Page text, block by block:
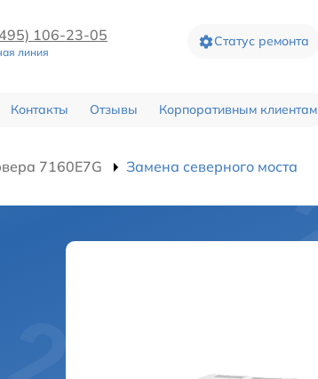
106-23-05
линия
Статус ремонта
Контакты Отзывы Корпоративным клиентам
7160E7G Замена северного моста